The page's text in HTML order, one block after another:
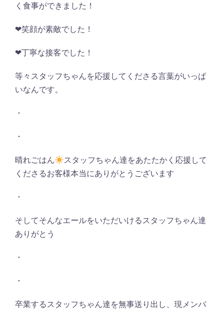
く食事ができました！
❤︎笑顔が素敵でした！
❤︎丁寧な接客でした！
等々スタッフちゃんを応援してくださる言葉がいっぱ
いなんです。
・
・
晴れごはん
スタッフちゃん達をあたたかく応援して
くださるお客様本当にありがとうございます
・
そしてそんなエールをいただいけるスタッフちゃん達
ありがとう
・
・
卒業するスタッフちゃん達を無事送り出し、現メンバ